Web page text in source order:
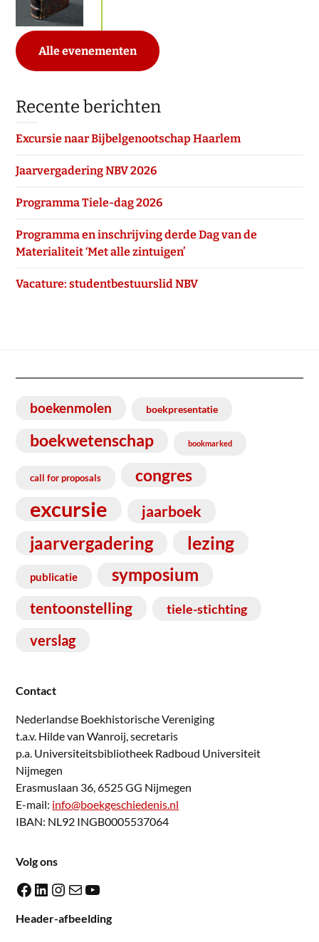
Alle evenementen
Recente berichten
Excursie naar Bijbelgenootschap Haarlem
Jaarvergadering NBV 2026
Programma Tiele-dag 2026
Programma en inschrijving derde Dag van de
Materialiteit ‘Met alle zintuigen’
Vacature: studentbestuurslid NBV
boekenmolen boekpresentatie
boekwetenschap bookmarked
call for proposals congres
excursie jaarboek
jaarvergadering lezing
publicatie symposium
tentoonstelling tiele-stichting
verslag
Contact
Nederlandse Boekhistorische Vereniging
t.a.v. Hilde van Wanroij, secretaris
p.a. Universiteitsbibliotheek Radboud Universiteit
Nijmegen
Erasmuslaan 36, 6525 GG Nijmegen
E-mail: info@boekgeschiedenis.nl
IBAN: NL92 INGB0005537064
Volg ons
Facebook LinkedIn Instagram E-mail YouTube
Header-afbeelding